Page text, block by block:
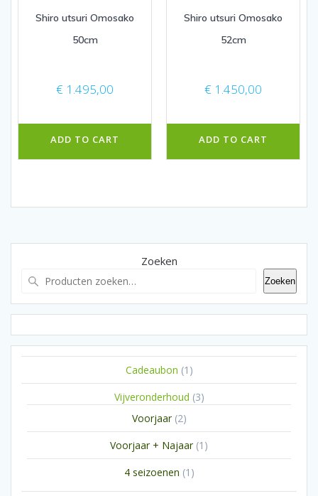
Shiro utsuri Omosako
50cm
€ 1.495,00
ADD TO CART
Shiro utsuri Omosako
52cm
€ 1.450,00
ADD TO CART
Zoeken
Zoeken
Cadeaubon 1 1
product
Vijveronderhoud 33
Voorjaar 22
producten
Voorjaar + Najaar 1 1
product
4 seizoenen 1 1